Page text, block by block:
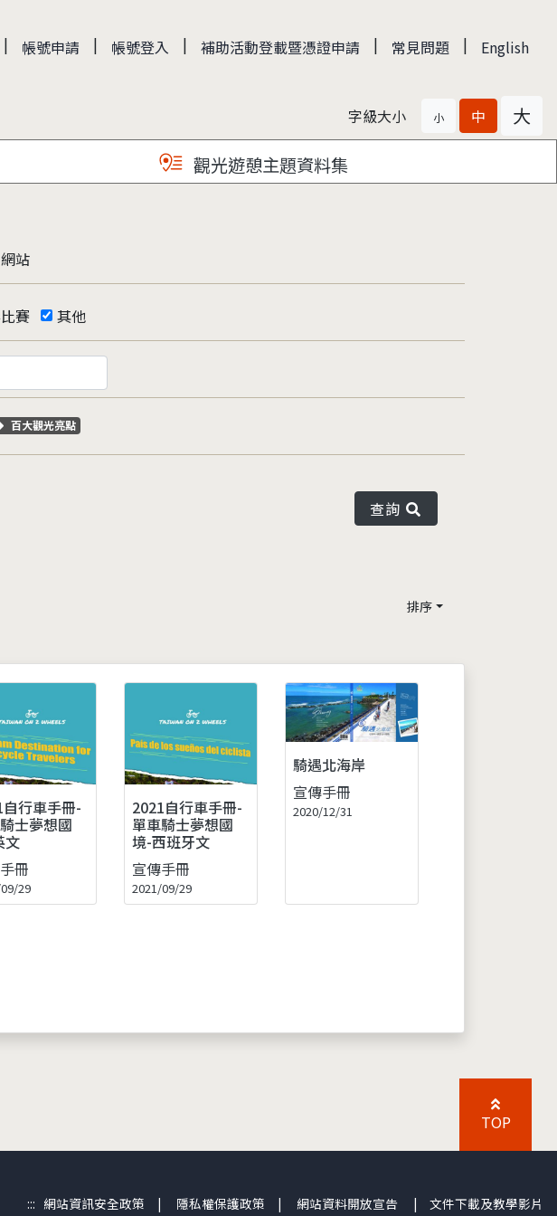
| 帳號申請 | 帳號登入 | 補助活動登載暨憑證申請 | 常見問題 | English
字級大小 小 中 大
觀光遊憩主題資料集
網站
賽 其他
關鍵字標籤
百大觀光亮點
查詢
排序
行車手冊-
士夢想國
文
冊
29
2021自行車手冊-
單車騎士夢想國
境-西班牙文
宣傳手冊
2021/09/29
騎遇北海岸
宣傳手冊
2020/12/31
TOP
::: 網站資訊安全政策 | 隱私權保護政策 | 網站資料開放宣告 | 文件下載及教學影片